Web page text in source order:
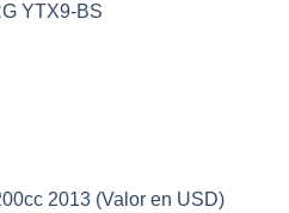
es:
YTX9-BS
2013 (Valor en USD)